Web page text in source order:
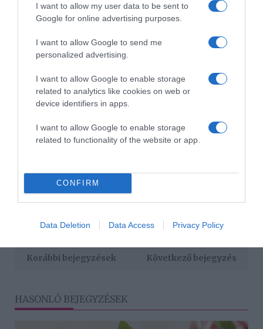
I want to allow my user data to be sent to
Google for online advertising purposes.
I want to allow Google to send me
personalized advertising.
I want to allow Google to enable storage
related to analytics like cookies on web or
device identifiers in apps.
I want to allow Google to enable storage
related to functionality of the website or app.
CONFIRM
Data Deletion Data Access Privacy Policy
Praktikus ajándékok
Mit ad egy nő a szerelmének, aki úgyis mindig mindent
megvásárol magának, és nincsenek kielégítetlen
kívánságai? Úgy gondoljuk, hogy a praktikusabb
beállítottságú emberek ritkábban kényeztetik magukat.
Ezért, legyen szó akár egy sporteszközről, egy hasznos
kellékről a hatékony otthoni munkavégzéshez, egy
otthoni gyógyfürdőről vagy egy arcápolásról, az őt
támogató vagy apró problémákat megoldó dolgok
okozhatják a legnagyobb örömöt számára.
Facebook
Címkék: ajándék , férfiak, Valentin nap
szerelmesek ünnepe
Korábbi bejegyzések Következő bejegyzés
HASONLÓ BEJEGYZÉSEK